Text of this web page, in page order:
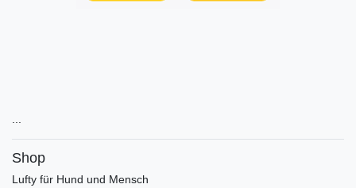
Shop
Lufty für Hund und Mensch